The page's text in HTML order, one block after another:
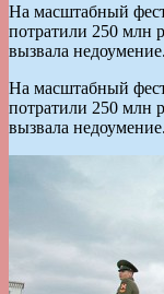
На масштабный
потратили 250 млн
вызвала недоумение.
На масштабный
потратили 250 млн
вызвала недоумение.